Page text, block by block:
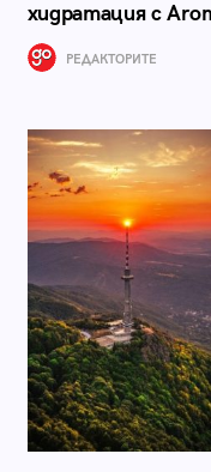
хидратация с
РЕДАКТОРИТЕ